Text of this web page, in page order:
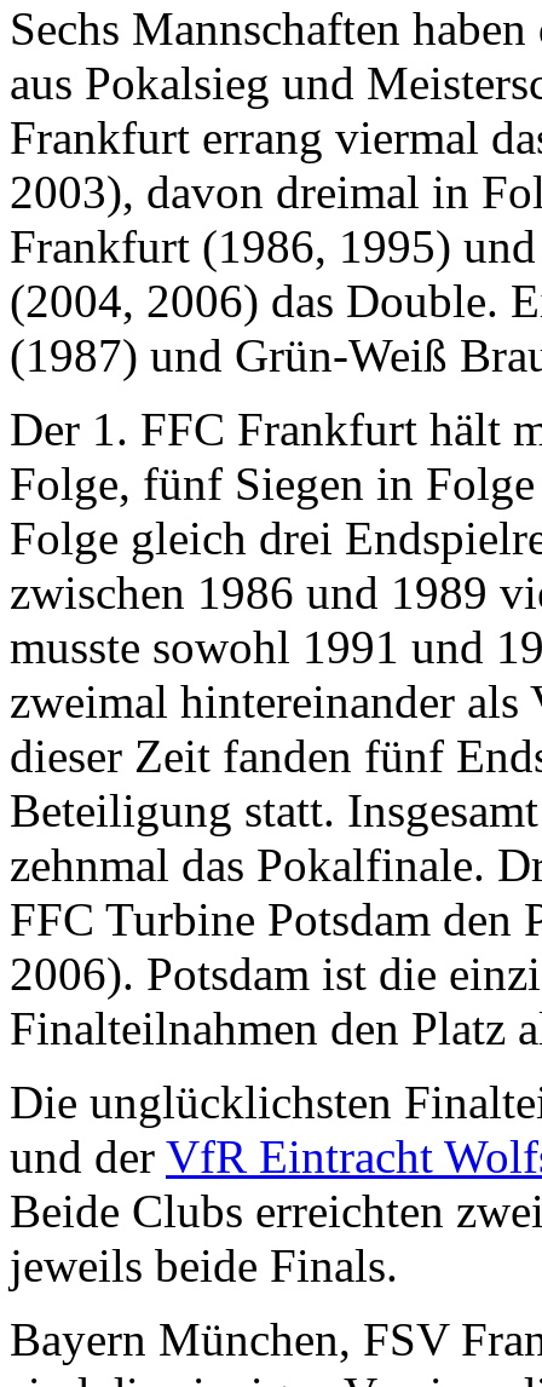
Sechs Mannschaften
aus Pokalsieg und
Frankfurt errang viermal
2003), davon dreimal in
Frankfurt (1986, 1995)
(2004, 2006) das Double.
(1987) und Grün-Weiß
Der 1. FFC Frankfurt hält
Folge, fünf Siegen in
Folge gleich drei
zwischen 1986 und 1989
musste sowohl 1991 und
zweimal hintereinander als
dieser Zeit fanden fünf
Beteiligung statt.
zehnmal das Pokalfinale.
FFC Turbine Potsdam den
2006). Potsdam ist die
Finalteilnahmen den Platz
Die unglücklichsten
und der VfR Eintracht
Beide Clubs erreichten
jeweils beide Finals.
Bayern München, FSV